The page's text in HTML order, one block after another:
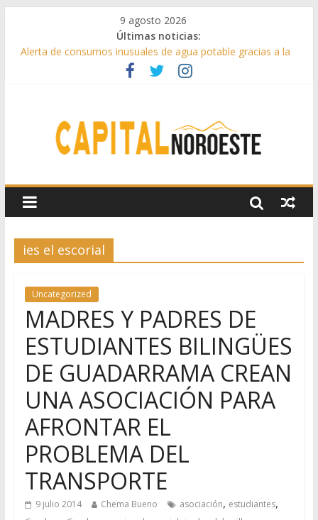
9 agosto 2026
Últimas noticias:
Alerta de consumos inusuales de agua potable gracias a la
telelectura de Canal de Isabel II
Francisco Garcinuño rescata la historia taurina de Casavieja
patronales de Pozuelo
El Festival Escenas de Verano llega al ecuador de su VII
beneficios fiscales en 2025
ies el escorial
Uncategorized
MADRES Y PADRES DE
ESTUDIANTES BILINGÜES
DE GUADARRAMA CREAN
UNA ASOCIACIÓN PARA
AFRONTAR EL
PROBLEMA DEL
TRANSPORTE
9 julio 2014 Chema Bueno asociación, estudiantes,